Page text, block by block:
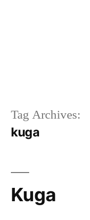
Tag Archives:
kuga
Kuga